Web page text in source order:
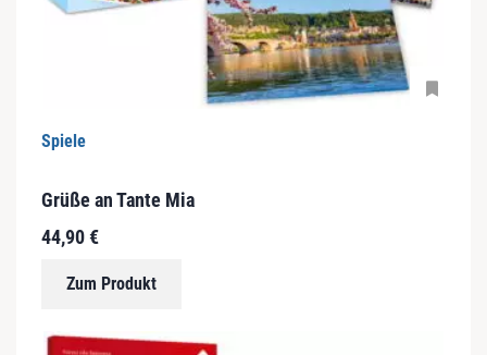
Spiele
Grüße an Tante Mia
44,90€
Zum Produkt